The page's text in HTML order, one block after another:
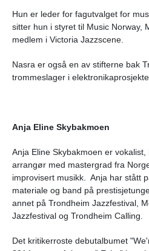
Hun er leder for fagutvalget for
sitter hun i styret til Music Norway,
medlem i Victoria Jazzscene.
Nasra er også en av stifterne bak
trommeslager i
Anja Eline Skybakmoen
Anja Eline Skybakmoen er
arrangør med mastergrad fra
improvisert musikk. Anja har stått
materiale og band på
annet på Trondheim Jazzfestival,
Jazzfestival og Trondheim Calling.
Det kritikerroste debutalbumet